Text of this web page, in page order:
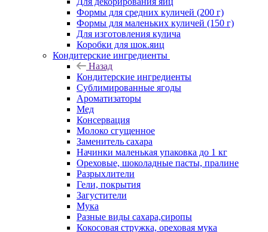
Формы для средних куличей (200 г)
Формы для маленьких куличей (150 г)
Для изготовления кулича
Коробки для шок.яиц
Кондитерские ингредиенты
Назад
Кондитерские ингредиенты
Сублимированные ягоды
Ароматизаторы
Мед
Консервация
Молоко сгущенное
Заменитель сахара
Начинки маленькая упаковка до 1 кг
Ореховые, шоколадные пасты, пралине
Разрыхлители
Гели, покрытия
Загустители
Мука
Разные виды сахара,сиропы
Кокосовая стружка, ореховая мука